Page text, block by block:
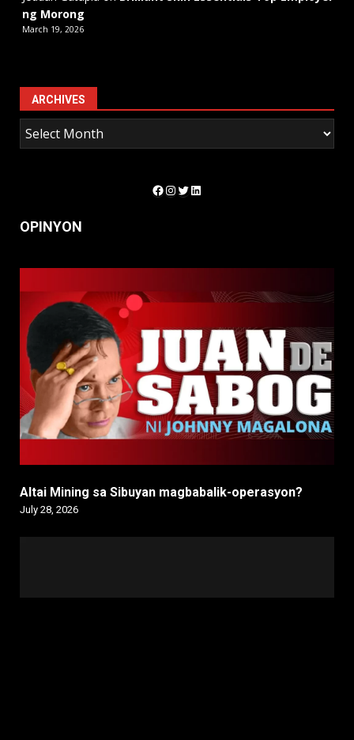
ng Morong
March 19, 2026
ARCHIVES
Facebook
Instagram
Twitter
LinkedIn
OPINYON
Altai Mining sa Sibuyan magbabalik-operasyon?
July 28, 2026